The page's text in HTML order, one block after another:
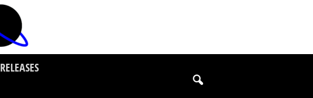
RELEASES